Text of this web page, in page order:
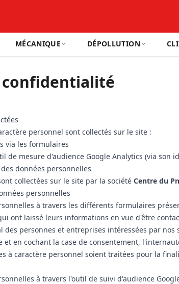
MÉCANIQUE DÉPOLLUTION
personnel sont collectés sur le site :
via les formulaires
de mesure d'audience Google Analytics (via son
données personnelles
collectées sur le site par la société Centre du
personnelles
à travers les différents formulaires
ont laissé leurs informations en vue d'être
des personnes et entreprises intéressées par nos
en cochant la case de consentement,
à caractère personnel soient traitées pour la
à travers l'outil de suivi d'audience